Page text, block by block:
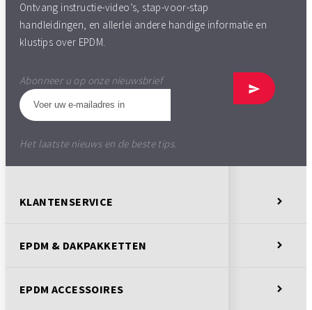
Ontvang instructie-video’s, stap-voor-stap
handleidingen, en allerlei andere handige informatie en
klustips over EPDM.
Abonneer u op onze nieuwsbrief
Het laatste nieuws en de beste tips.
KLANTENSERVICE
EPDM & DAKPAKKETTEN
EPDM ACCESSOIRES